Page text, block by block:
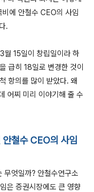
에 안철수 CEO의 사임
.
월 15일이 창립일이라 하
급히 18일로 변경한 것이
항의를 많이 받았다. 왜
어찌 미리 이야기해 줄 수
안철수 CEO의 사임
무엇일까? 안철수연구소
은 증권시장에도 큰 영향